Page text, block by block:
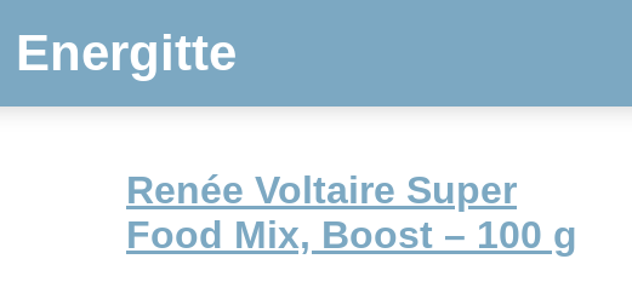
Energitte
Renée Voltaire Super
Food Mix, Boost – 100 g